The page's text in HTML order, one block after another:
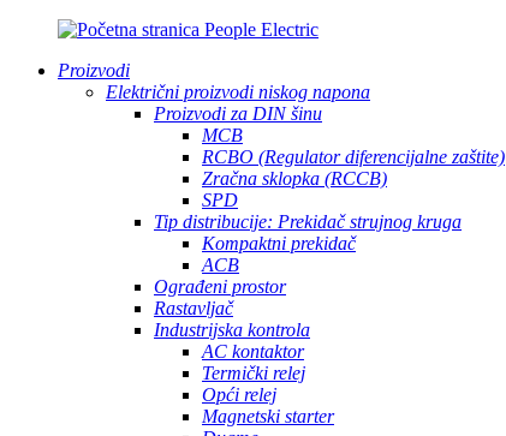
Proizvodi
Električni proizvodi niskog napona
Proizvodi za DIN šinu
MCB
RCBO (Regulator diferencijalne zaštite)
Zračna sklopka (RCCB)
SPD
Tip distribucije: Prekidač strujnog kruga
Kompaktni prekidač
ACB
Ograđeni prostor
Rastavljač
Industrijska kontrola
AC kontaktor
Termički relej
Opći relej
Magnetski starter